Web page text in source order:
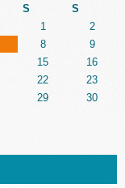
S S
1
2
8
9
15
16
22
23
29
30